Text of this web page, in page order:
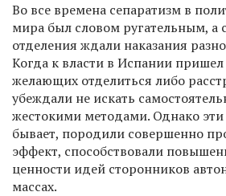
Во все времена сепаратизм в
мира был словом ругательным, а
отделения ждали наказания
Когда к власти в Испании
желающих отделиться либо
убеждали не искать
жестокими методами. Однако
бывает, породили совершенно
эффект, способствовали
ценности идей сторонников
массах.